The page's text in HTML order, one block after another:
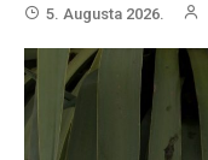
5. Augusta 2026.